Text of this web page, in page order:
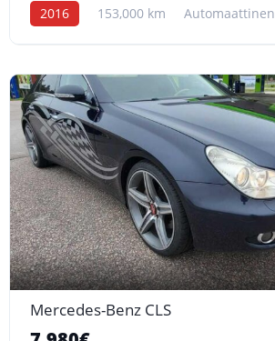
2016 153,000 km Automaattinen
Mercedes-Benz CLS